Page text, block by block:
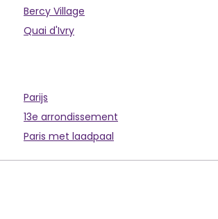
Bercy Village
Quai d'Ivry
Parijs
13e arrondissement
Paris met laadpaal